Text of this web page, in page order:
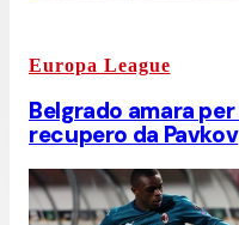
Europa League
Belgrado amara
recupero da Pavkov